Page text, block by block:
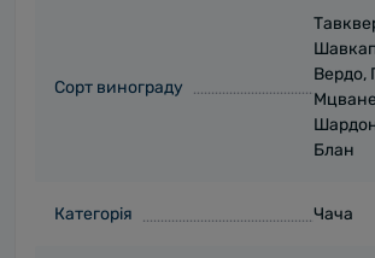
Сорт винограду
Вердо,
Блан
Категорія Чача